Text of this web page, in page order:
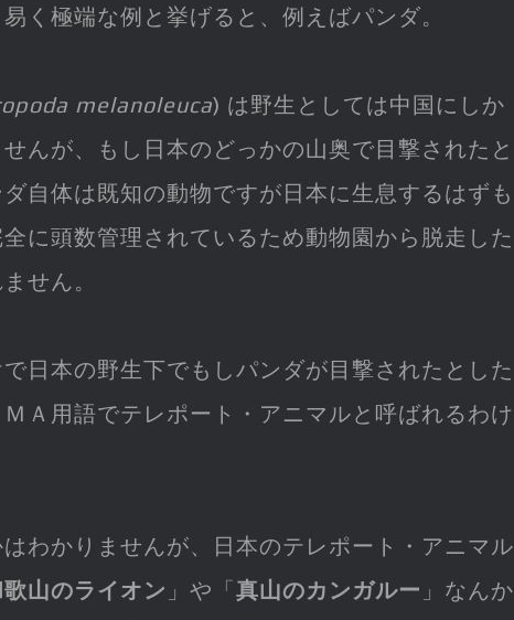
く極端な例と挙げると、例えばパンダ。
melanoleuca) は野生としては中国にしか
んが、もし日本のどっかの山奥で目撃されたと
自体は既知の動物ですが日本に生息するはずも
に頭数管理されているため動物園から脱走した
せん。
日本の野生下でもしパンダが目撃されたとした
Ａ用語でテレポート・アニマルと呼ばれるわけ
わかりませんが、日本のテレポート・アニマル
山のライオン 」や「真山のカンガルー 」なんか